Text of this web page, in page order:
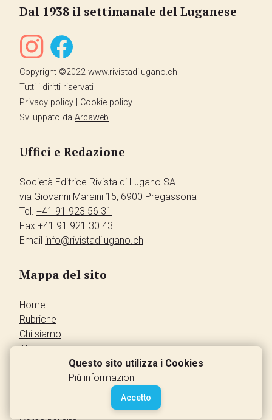
Dal 1938 il settimanale del Luganese
Copyright ©2022 www.rivistadilugano.ch
Tutti i diritti riservati
Privacy policy
Cookie policy
Sviluppato da Arcaweb
Uffici e Redazione
Società Editrice Rivista di Lugano SA
via Giovanni Maraini 15, 6900 Pregassona
Tel. +41 91 923 56 31
Fax +41 91 921 30 43
Email info@rivistadilugano.ch
Mappa del sito
Home
Rubriche
Chi siamo
Abbonamento
Annunci dei lettori
Questo sito utilizza i Cookies
Più informazioni
Accetto